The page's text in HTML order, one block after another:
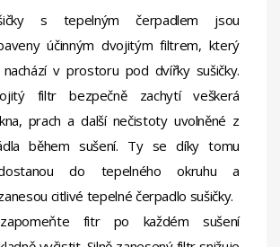
s tepelným čerpadlem jsou
účinným dvojitým filtrem, který
v prostoru pod dvířky sušičky.
filtr bezpečně zachytí veškerá
prach a další nečistoty uvolněné z
během sušení. Ty se díky tomu
do tepelného okruhu a
citlivé tepelné čerpadlo sušičky.
fitr po každém sušení